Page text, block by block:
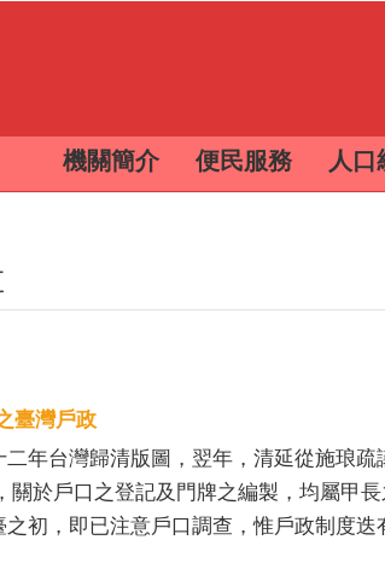
機關簡介 便民服務 人口
臺灣戶政
台灣歸清版圖，翌年，清延從施琅疏
關於戶口之登記及門牌之編製，均屬甲長
，即已注意戶口調查，惟戶政制度迭